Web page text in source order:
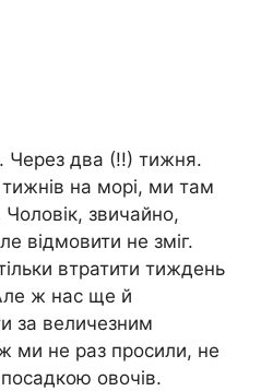
Через два (!!) тижня.
на морі, ми там
звичайно,
відмовити не зміг.
втратити тиждень
ж нас ще й
за величезним
ми не раз просили, не
овочів.